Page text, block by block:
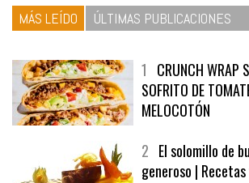
MÁS LEÍDO ÚLTIMAS PUBLICACIONES
1 CRUNCH WRAP
SOFRITO DE
MELOCOTÓN
2 El solomillo de
generoso |